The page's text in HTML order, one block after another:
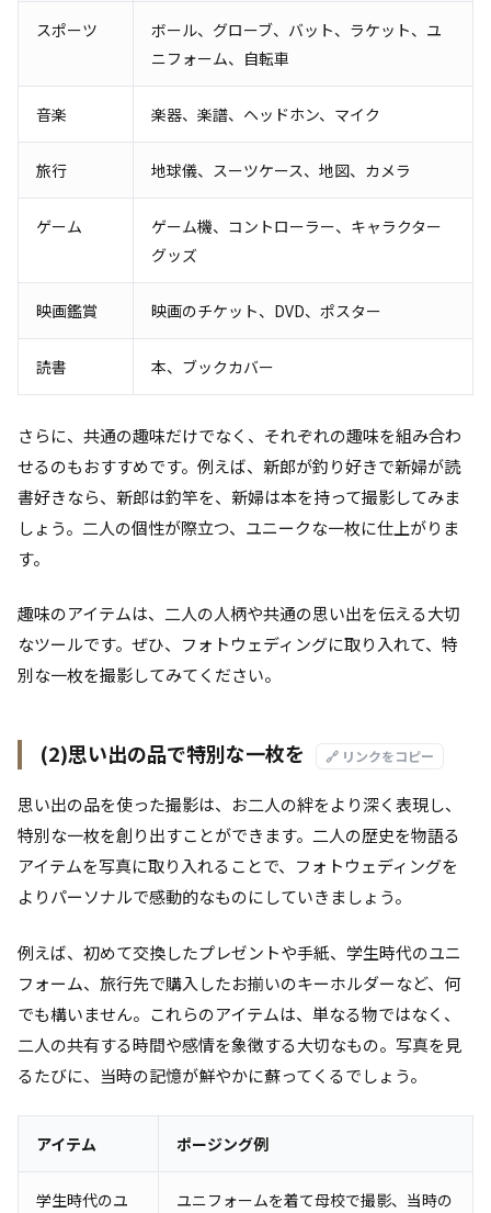
スポーツ
ボール、グローブ、バット、ラケット、ユ
ニフォーム、自転車
音楽 楽器、楽譜、ヘッドホン、マイク
旅行 地球儀、スーツケース、地図、カメラ
ゲーム
ゲーム機、コントローラー、キャラクター
グッズ
映画鑑賞 映画のチケット、DVD、ポスター
読書 本、ブックカバー
さらに、共通の趣味だけでなく、それぞれの趣味を組み合わ
せるのもおすすめです。例えば、新郎が釣り好きで新婦が読
書好きなら、新郎は釣竿を、新婦は本を持って撮影してみま
しょう。二人の個性が際立つ、ユニークな一枚に仕上がりま
す。
趣味のアイテムは、二人の人柄や共通の思い出を伝える大切
なツールです。ぜひ、フォトウェディングに取り入れて、特
別な一枚を撮影してみてください。
(2)思い出の品で特別な一枚を 🔗 リンクをコピー
思い出の品を使った撮影は、お二人の絆をより深く表現し、
特別な一枚を創り出すことができます。二人の歴史を物語る
アイテムを写真に取り入れることで、フォトウェディングを
よりパーソナルで感動的なものにしていきましょう。
例えば、初めて交換したプレゼントや手紙、学生時代のユニ
フォーム、旅行先で購入したお揃いのキーホルダーなど、何
でも構いません。これらのアイテムは、単なる物ではなく、
二人の共有する時間や感情を象徴する大切なもの。写真を見
るたびに、当時の記憶が鮮やかに蘇ってくるでしょう。
アイテム ポージング例
学生時代のユ
ユニフォームを着て母校で撮影、当時の